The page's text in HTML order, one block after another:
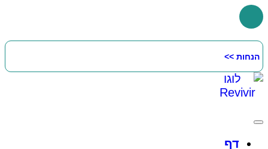
דלג
לתוכן
הנחות >>
דף